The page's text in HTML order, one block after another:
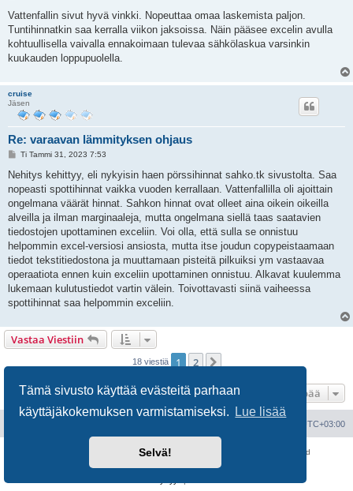
Tämä sivusto käyttää evästeitä parhaan
käyttäjäkokemuksen varmistamiseksi.
Lue lisää
Selvä!
e
t
i
Vattenfallin sivut hyvä vinkki. Nopeuttaa omaa laskemista paljon.
Tuntihinnatkin saa kerralla viikon jaksoissa. Näin pääsee excelin avulla
kohtuullisella vaivalla ennakoimaan tulevaa sähkölaskua varsinkin
kuukauden loppupuolella.
cruise
Jäsen
Re: varaavan lämmityksen ohjaus
V
e
t
i
Ti Tammi 31, 2023 7:53
Nehitys kehittyy, eli nykyisin haen pörssihinnat sahko.tk sivustolta. Saa
nopeasti spottihinnat vaikka vuoden kerrallaan. Vattenfallilla oli ajoittain
ongelmana väärät hinnat. Sahkon hinnat ovat olleet aina oikein oikeilla
alveilla ja ilman marginaaleja, mutta ongelmana siellä taas saatavien
tiedostojen upottaminen exceliin. Voi olla, että sulla se onnistuu
helpommin excel-versiosi ansiosta, mutta itse joudun copypeistaamaan
tiedot tekstitiedostona ja muuttamaan pisteitä pilkuiksi ym vastaavaa
operaatiota ennen kuin exceliin upottaminen onnistuu. Alkavat kuulemma
lukemaan kulutustiedot vartin välein. Toivottavasti siinä vaiheessa
spottihinnat saa helpommin exceliin.
Vastaa Viestiin
18 viestiä 1 2 Seuraava
Hyppää
UTC+03:00
Keskustelufoorumin ohjelmistophpBB
® Forum Software © phpBB Limited
Käännös: phpBB Suomi (lurttinen, harritapio, Pettis)